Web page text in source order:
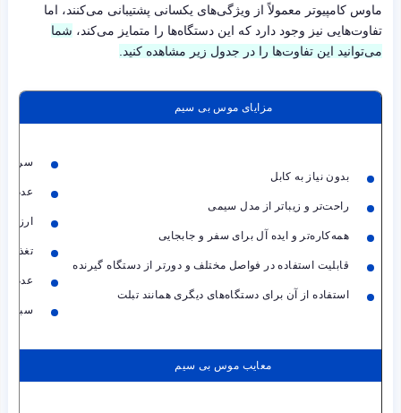
ماوس کامپیوتر معمولاً از ویژگی‌های یکسانی پشتیبانی می‌کنند، اما
تفاوت‌هایی نیز وجود دارد که این دستگاه‌ها را متمایز می‌کند، شما
می‌توانید این تفاوت‌ها را در جدول زیر مشاهده ‌کنید.
مزایای موس بی سیم
بدون نیاز به کابل
راحت‌تر و زیباتر از مدل سیمی
همه‌کاره‌تر و ایده آل برای سفر و جابجایی
قابلیت استفاده در فواصل مختلف و دورتر از دستگاه گیرنده
استفاده از آن برای دستگاه‌های دیگری همانند تبلت
عدم
تغذیه
عدم
معایب موس بی سیم